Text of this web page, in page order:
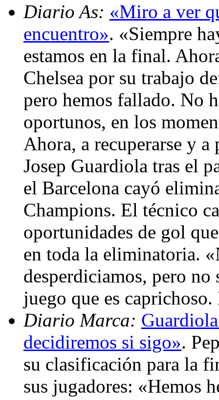
Diario As: «Miro a ver
encuentro». «Siempre
estamos en la final.
Chelsea por su trabajo
pero hemos fallado. No
oportunos, en los
Ahora, a recuperarse y
Josep Guardiola tras el
el Barcelona cayó
Champions. El técnico
oportunidades de gol
en toda la eliminatoria.
desperdiciamos, pero
juego que es
Diario Marca:
decidiremos si sigo».
su clasificación para la
sus jugadores: «Hemos